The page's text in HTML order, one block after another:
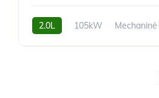
2.0L 105kW
Mechaninė